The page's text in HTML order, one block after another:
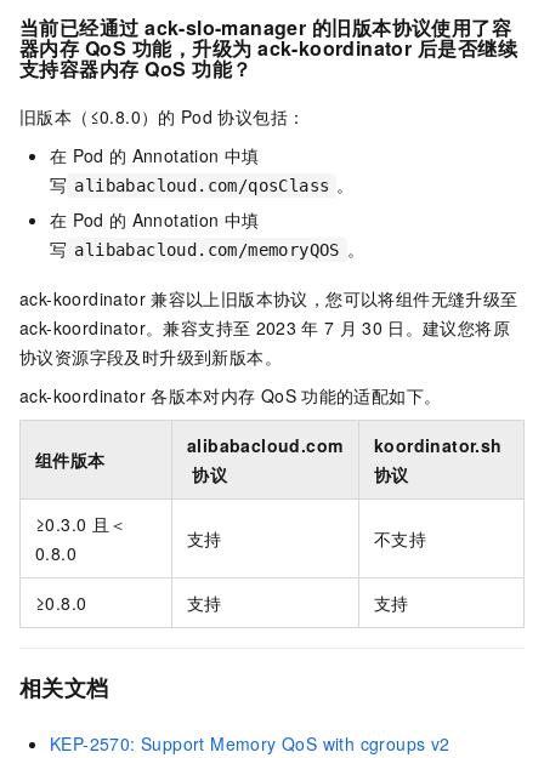
当前已经通过 ack-slo-manager 的旧版本协议使用了容
器内存 QoS 功能，升级为 ack-koordinator 后是否继续
支持容器内存 QoS 功能？
旧版本（≤0.8.0）的 Pod 协议包括：
在 Pod 的 Annotation 中填
写 alibabacloud.com/qosClass 。
在 Pod 的 Annotation 中填
写 alibabacloud.com/memoryQOS 。
ack-koordinator 兼容以上旧版本协议，您可以将组件无缝升级至
ack-koordinator。兼容支持至 2023 年 7 月 30 日。建议您将原
协议资源字段及时升级到新版本。
ack-koordinator 各版本对内存 QoS 功能的适配如下。
组件版本
alibabacloud.com
协议
koordinator.sh
协议
≥0.3.0 且＜
0.8.0
支持 不支持
≥0.8.0 支持 支持
相关文档
KEP-2570: Support Memory QoS with cgroups v2